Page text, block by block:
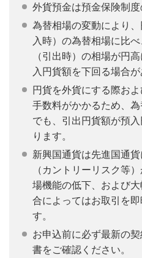
外貨預金は預金保険制度
為替相場の変動により
入時）の為替相場に比
（引出時）の相場が円
入円貨額を下回る場合が
円貨を外貨にする際お
手数料がかかるため、
でも、引出円貨額が預
ります。
新興国通貨は先進国通
（カントリーリスク等
場機能の低下、および
合によってはお取引を
す。
お申込前に必ず最新の
書をご確認ください。